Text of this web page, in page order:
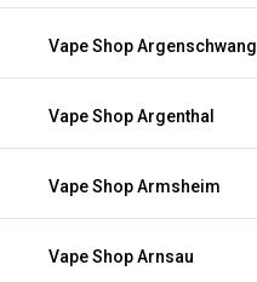
Vape Shop Argenschwang
Vape Shop Argenthal
Vape Shop Armsheim
Vape Shop Arnsau